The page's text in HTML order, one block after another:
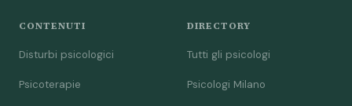
CONTENUTI
Disturbi psicologici
Psicoterapie
DIRECTORY
Tutti gli psicologi
Psicologi Milano